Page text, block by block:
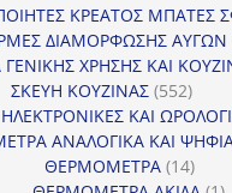
ΚΡΕΑΤΟΣ ΜΠΑΤΕΣ
ΔΙΑΜΟΡΦΩΣΗΣ ΑΥΓΩΝ
ΓΕΝΙΚΗΣ ΧΡΗΣΗΣ ΚΑΙ
ΣΚΕΥΗ ΚΟΥΖΙΝΑΣ 552552
ΗΛΕΚΤΡΟΝΙΚΕΣ ΚΑΙ
ΑΝΑΛΟΓΙΚΑ ΚΑΙ
ΘΕΡΜΟΜΕΤΡΑ 1414